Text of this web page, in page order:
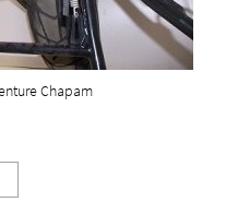
Chapam